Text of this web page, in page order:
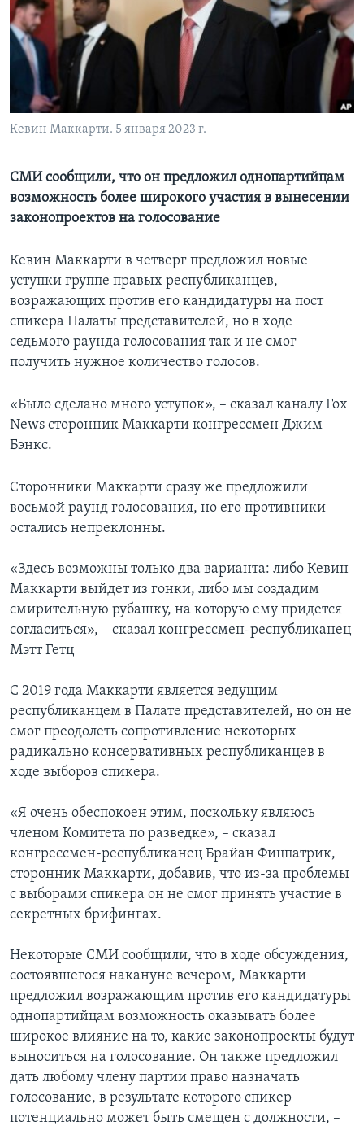
Learning English
СОЦИАЛЬНЫЕ СЕТИ
Кевин Маккарти. 5 января 2023 г.
СМИ сообщили, что он предложил однопартийцам
возможность более широкого участия в вынесении
законопроектов на голосование
Кевин Маккарти в четверг предложил новые
уступки группе правых республиканцев,
возражающих против его кандидатуры на пост
спикера Палаты представителей, но в ходе
седьмого раунда голосования так и не смог
получить нужное количество голосов.
«Было сделано много уступок», – сказал каналу Fox
News сторонник Маккарти конгрессмен Джим
Бэнкс.
Сторонники Маккарти сразу же предложили
восьмой раунд голосования, но его противники
остались непреклонны.
«Здесь возможны только два варианта: либо Кевин
Маккарти выйдет из гонки, либо мы создадим
смирительную рубашку, на которую ему придется
согласиться», – сказал конгрессмен-республиканец
Мэтт Гетц
С 2019 года Маккарти является ведущим
республиканцем в Палате представителей, но он не
смог преодолеть сопротивление некоторых
радикально консервативных республиканцев в
ходе выборов спикера.
«Я очень обеспокоен этим, поскольку являюсь
членом Комитета по разведке», – сказал
конгрессмен-республиканец Брайан Фицпатрик,
сторонник Маккарти, добавив, что из-за проблемы
с выборами спикера он не смог принять участие в
секретных брифингах.
Некоторые СМИ сообщили, что в ходе обсуждения,
состоявшегося накануне вечером, Маккарти
предложил возражающим против его кандидатуры
однопартийцам возможность оказывать более
широкое влияние на то, какие законопроекты будут
выноситься на голосование. Он также предложил
дать любому члену партии право назначать
голосование, в результате которого спикер
потенциально может быть смещен с должности, –